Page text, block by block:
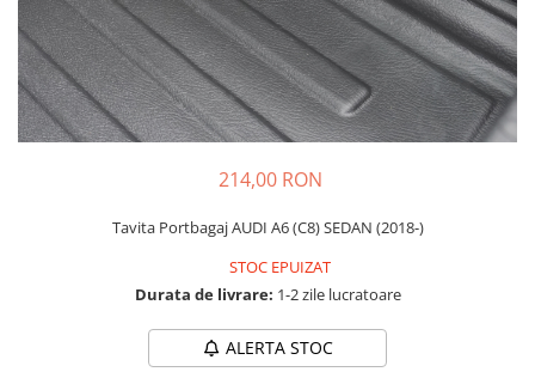
Accesorii Electronice Auto
Incarcatoare Auto
Accesorii pentru Roti si Anvelope
Husa Anvelope
214,00 RON
Tavita Portbagaj AUDI A6 (C8) SEDAN (2018-)
STOC EPUIZAT
Durata de livrare: 1-2 zile lucratoare
ALERTA STOC